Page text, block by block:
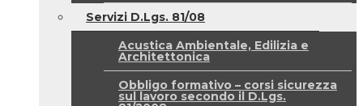
Servizi D.Lgs. 81/08
Acustica Ambientale, Edilizia e
Architettonica
Obbligo formativo – corsi sicurezza
sul lavoro secondo il D.Lgs.